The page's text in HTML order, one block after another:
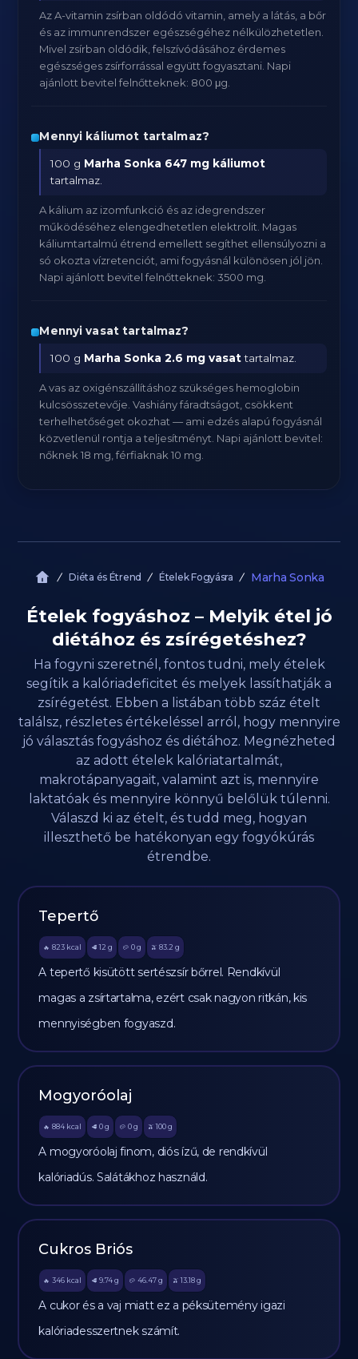
Az A-vitamin zsírban oldódó vitamin, amely a látás, a bőr
és az immunrendszer egészségéhez nélkülözhetetlen.
Mivel zsírban oldódik, felszívódásához érdemes
egészséges zsírforrással együtt fogyasztani. Napi
ajánlott bevitel felnőtteknek: 800 μg.
Mennyi káliumot tartalmaz?
100 g Marha Sonka 647 mg káliumot
tartalmaz.
A kálium az izomfunkció és az idegrendszer
működéséhez elengedhetetlen elektrolit. Magas
káliumtartalmú étrend emellett segíthet ellensúlyozni a
só okozta vízretenciót, ami fogyásnál különösen jól jön.
Napi ajánlott bevitel felnőtteknek: 3500 mg.
Mennyi vasat tartalmaz?
100 g Marha Sonka 2.6 mg vasattartalmaz.
A vas az oxigénszállításhoz szükséges hemoglobin
kulcsösszetevője. Vashiány fáradtságot, csökkent
terhelhetőséget okozhat — ami edzés alapú fogyásnál
közvetlenül rontja a teljesítményt. Napi ajánlott bevitel:
nőknek 18 mg, férfiaknak 10 mg.
Diéta és Étrend Ételek Fogyásra Marha Sonka
Ételek fogyáshoz – Melyik étel jó
diétához és zsírégetéshez?
Ha fogyni szeretnél, fontos tudni, mely ételek
segítik a kalóriadeficitet és melyek lassíthatják a
zsírégetést. Ebben a listában több száz ételt
találsz, részletes értékeléssel arról, hogy mennyire
jó választás fogyáshoz és diétához. Megnézheted
az adott ételek kalóriatartalmát,
makrotápanyagait, valamint azt is, mennyire
laktatóak és mennyire könnyű belőlük túlenni.
Válaszd ki az ételt, és tudd meg, hogyan
illeszthető be hatékonyan egy fogyókúrás
étrendbe.
Tepertő
🔥 823 kcal 🥩 12 g 🥔 0g 🫒 83.2 g
A tepertő kisütött sertészsír bőrrel. Rendkívül
magas a zsírtartalma, ezért csak nagyon ritkán, kis
mennyiségben fogyaszd.
Mogyoróolaj
🔥 884 kcal 🥩 0 g 🥔 0g 🫒 100 g
A mogyoróolaj finom, diós ízű, de rendkívül
kalóriadús. Salátákhoz használd.
Cukros Briós
🔥 346 kcal 🥩 9.74 g 🥔 46.47g 🫒 13.18 g
A cukor és a vaj miatt ez a péksütemény igazi
kalóriadesszertnek számít.